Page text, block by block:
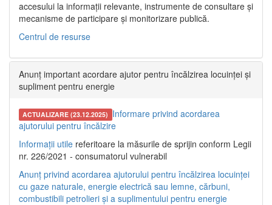
accesului la informații relevante, instrumente de consultare și
mecanisme de participare și monitorizare publică.
Centrul de resurse
Anunț important acordare ajutor pentru încălzirea locuinței și
supliment pentru energie
ACTUALIZARE (23.12.2025) Informare privind acordarea
ajutorului pentru încălzire
Informații utile referitoare la măsurile de sprijin conform Legii
nr. 226/2021 - consumatorul vulnerabil
Anunț privind acordarea ajutorului pentru încălzirea locuinței
cu gaze naturale, energie electrică sau lemne, cărbuni,
combustibili petrolieri și a suplimentului pentru energie